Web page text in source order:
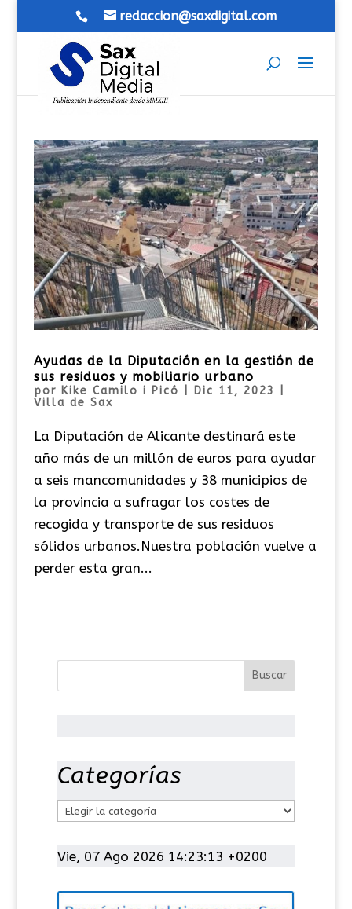
redaccion@saxdigital.com
Ayudas de la Diputación en la gestión de
sus residuos y mobiliario urbano
por Kike Camilo i Picó Dic 11, 2023
Villa de Sax
La Diputación de Alicante destinará este
año más de un millón de euros para ayudar
a seis mancomunidades y 38 municipios de
la provincia a sufragar los costes de
recogida y transporte de sus residuos
sólidos urbanos.Nuestra población vuelve a
perder esta gran...
Categorías
t
g
Vie, 07 Ago 2026 14:23:14 +0200